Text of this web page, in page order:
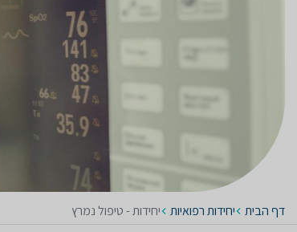
דף הבית יחידות רפואיות יחידות - טיפול נמרץ